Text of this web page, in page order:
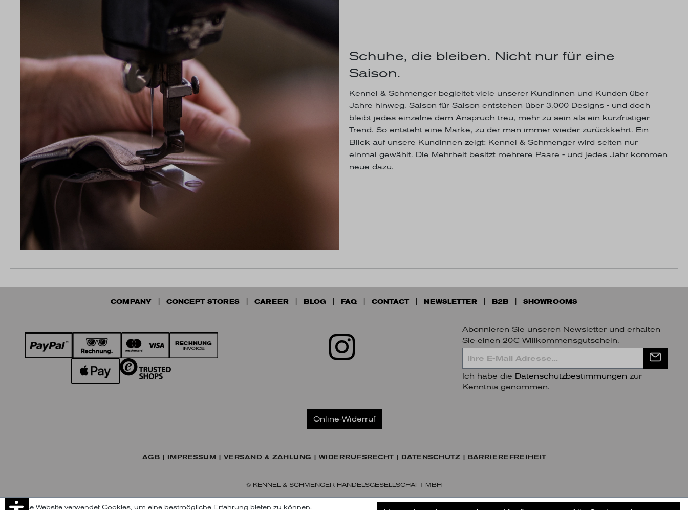
Schuhe, die bleiben. Nicht nur für eine
Saison.
Kennel & Schmenger begleitet viele unserer Kundinnen und Kunden über
Jahre hinweg. Saison für Saison entstehen über 3.000 Designs - und doch
bleibt jedes einzelne dem Anspruch treu, mehr zu sein als ein kurzfristiger
Trend. So entsteht eine Marke, zu der man immer wieder zurückkehrt. Ein
Blick auf unsere Kundinnen zeigt: Kennel & Schmenger wird selten nur
einmal gewählt. Die Mehrheit besitzt mehrere Paare - und jedes Jahr kommen
neue dazu.
COMPANY CONCEPT STORES CAREER BLOG FAQ CONTACT NEWSLETTER B2B SHOWROOMS
Abonnieren Sie unseren Newsletter und erhalten
Sie einen 20€ Willkommensgutschein.
Ich habe die Datenschutzbestimmungen zur
Kenntnis genommen.
Online-Widerruf
AGB IMPRESSUM VERSAND & ZAHLUNG WIDERRUFSRECHT DATENSCHUTZ BARRIEREFREIHEIT
© KENNEL & SCHMENGER HANDELSGESELLSCHAFT MBH
Diese Website verwendet Cookies, um eine bestmögliche Erfahrung bieten zu können.